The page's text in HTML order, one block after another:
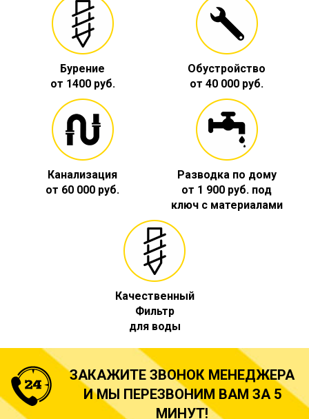
Бурение
от 1400 руб.
Обустройство
от 40 000 руб.
Канализация
от 60 000 руб.
Разводка по дому
от 1 900 руб. под
ключ с материалами
Качественный
Фильтр
для воды
ЗАКАЖИТЕ ЗВОНОК МЕНЕДЖЕРА
И МЫ ПЕРЕЗВОНИМ ВАМ ЗА 5
МИНУТ!